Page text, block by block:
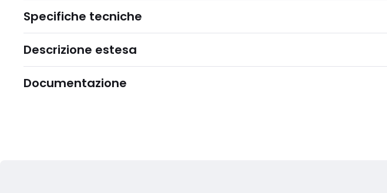
Specifiche tecniche
Descrizione estesa
Documentazione